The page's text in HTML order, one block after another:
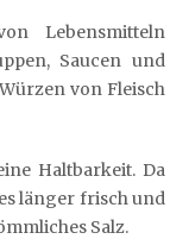
Lebensmitteln
Saucen und
von Fleisch
Haltbarkeit. Da
länger frisch und
Salz.